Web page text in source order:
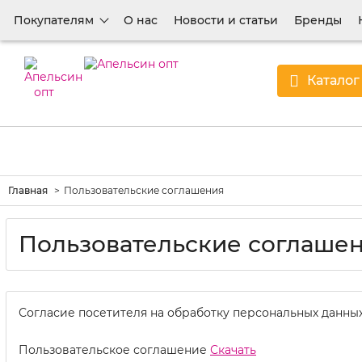
Покупателям О нас Новости и статьи Бренды
Главная Пользовательские соглашения
Пользовательские
Согласие посетителя на обработку персональных
Пользовательское соглашение Скачать